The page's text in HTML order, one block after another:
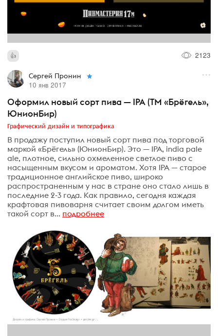
2123
Сергей Пронин
10 янв 2017
Оформил новый сорт пива — IPA (ТМ «Брёгель»,
ЮнионБир)
Графический дизайн и типографика
В продажу поступил новый сорт пива под торговой
маркой «Брёгель» (ЮнионБир). Это — IPA, india pale
ale, плотное, сильно охмеленное светлое пиво с
насыщенным вкусом и ароматом. Хотя IPA — старое
традиционное английское пиво, широко
распространенным у нас в стране оно стало лишь в
последние 2-3 года. Как правило, сегодня каждая
крафтовая пивоварня считает своим долгом иметь
такой сорт в... подробнее